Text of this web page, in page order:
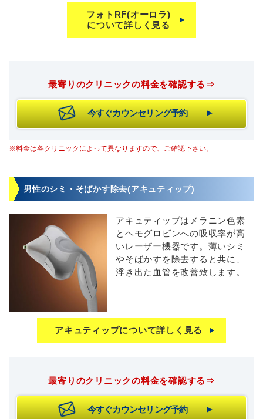
フォトRF(オーロラ)
について詳しく見る
最寄りのクリニックの料金を確認する⇒
今すぐカウンセリング予約
※料金は各クリニックによって異なりますので、ご確認下さい。
男性のシミ・そばかす除去(アキュティップ)
アキュティップはメラニン色素
とヘモグロビンへの吸収率が高
いレーザー機器です。薄いシミ
やそばかすを除去すると共に、
浮き出た血管を改善致します。
アキュティップについて詳しく見る
最寄りのクリニックの料金を確認する⇒
今すぐカウンセリング予約